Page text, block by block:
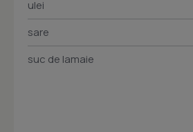
ulei
sare
suc de lamaie